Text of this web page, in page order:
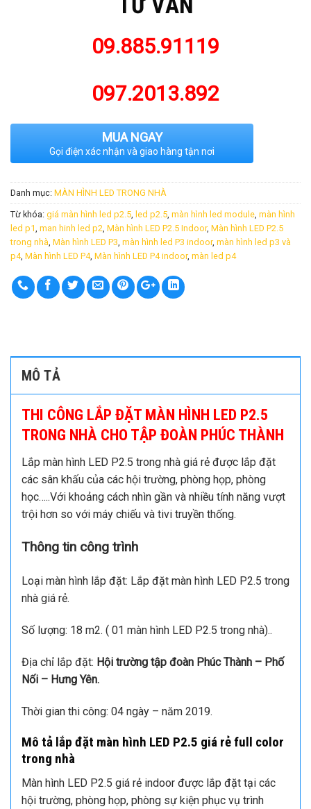
09.885.91119
097.2013.892
MUA NGAY
Gọi điện xác nhận và giao hàng tận nơi
Danh mục: MÀN HÌNH LED TRONG NHÀ
Từ khóa: giá màn hình led p2.5, led p2.5, màn hình led module, màn hình
led p1, man hinh led p2, Màn hình LED P2.5 Indoor, Màn hình LED P2.5
trong nhà, Màn hình LED P3, màn hình led P3 indoor, màn hình led p3 và
p4, Màn hình LED P4, Màn hình LED P4 indoor, màn led p4
MÔ TẢ
THI CÔNG LẮP ĐẶT MÀN HÌNH LED P2.5
TRONG NHÀ CHO TẬP ĐOÀN PHÚC THÀNH
Lắp màn hình LED P2.5 trong nhà giá rẻ được lắp đặt
các sân khấu của các hội trường, phòng họp, phòng
học…..Với khoảng cách nhìn gần và nhiều tính năng vượt
trội hơn so với máy chiếu và tivi truyền thống.
Thông tin công trình
Loại màn hình lắp đặt: Lắp đặt màn hình LED P2.5 trong
nhà giá rẻ.
Số lượng: 18 m2. ( 01 màn hình LED P2.5 trong nhà)..
Địa chỉ lắp đặt: Hội trường tập đoàn Phúc Thành – Phố
Nối – Hưng Yên.
Thời gian thi công: 04 ngày – năm 2019.
Mô tả lắp đặt màn hình LED P2.5 giá rẻ full color
trong nhà
Màn hình LED P2.5 giá rẻ indoor được lắp đặt tại các
hội trường, phòng họp, phòng sự kiện phục vụ trình